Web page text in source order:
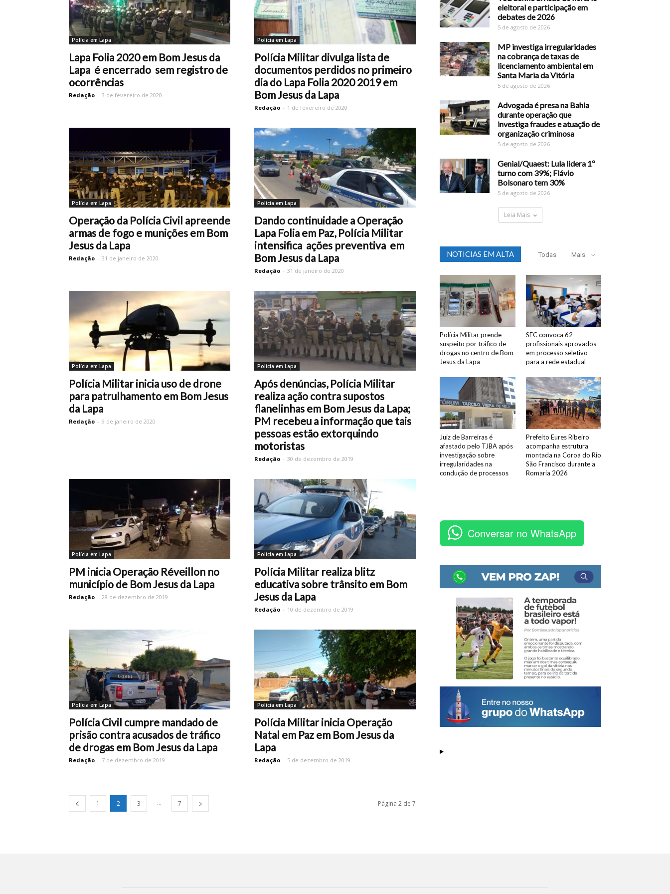
Polícia em Lapa
Lapa Folia 2020 em Bom Jesus da
Lapa é encerrado sem registro de
ocorrências
Redação - 3 de fevereiro de 2020
Polícia em Lapa
Polícia Militar divulga lista de
documentos perdidos no primeiro
dia do Lapa Folia 2020 2019 em
Bom Jesus da Lapa
Redação - 1 de fevereiro de 2020
Polícia em Lapa
Operação da Polícia Civil apreende
armas de fogo e munições em Bom
Jesus da Lapa
Redação - 31 de janeiro de 2020
Polícia em Lapa
Dando continuidade a Operação
Lapa Folia em Paz, Polícia Militar
intensifica ações preventiva em
Bom Jesus da Lapa
Redação - 31 de janeiro de 2020
Polícia em Lapa
Polícia Militar inicia uso de drone
para patrulhamento em Bom Jesus
da Lapa
Redação - 9 de janeiro de 2020
Polícia em Lapa
Após denúncias, Polícia Militar
realiza ação contra supostos
flanelinhas em Bom Jesus da Lapa;
PM recebeu a informação que tais
pessoas estão extorquindo
motoristas
Redação - 30 de dezembro de 2019
Polícia em Lapa
PM inicia Operação Réveillon no
município de Bom Jesus da Lapa
Redação - 28 de dezembro de 2019
Polícia em Lapa
Polícia Militar realiza blitz
educativa sobre trânsito em Bom
Jesus da Lapa
Redação - 10 de dezembro de 2019
Polícia em Lapa
Polícia Civil cumpre mandado de
prisão contra acusados de tráfico
de drogas em Bom Jesus da Lapa
Redação - 7 de dezembro de 2019
Polícia em Lapa
Polícia Militar inicia Operação
Natal em Paz em Bom Jesus da
Lapa
Redação - 5 de dezembro de 2019
1 2 3 ... 7 Página 2 de 7
eleitoral e participação em
debates de 2026
5 de agosto de 2026
MP investiga irregularidades
na cobrança de taxas de
licenciamento ambiental em
Santa Maria da Vitória
5 de agosto de 2026
Advogada é presa na Bahia
durante operação que
investiga fraudes e atuação de
organização criminosa
5 de agosto de 2026
Genial/Quaest: Lula lidera 1º
turno com 39%; Flávio
Bolsonaro tem 30%
5 de agosto de 2026
Leia Mais
NOTICIAS EM ALTA Todas Mais
Polícia Militar prende
suspeito por tráfico de
drogas no centro de Bom
Jesus da Lapa
SEC convoca 62
profissionais aprovados
em processo seletivo
para a rede estadual
Juiz de Barreiras é
afastado pelo TJBA após
investigação sobre
irregularidades na
condução de processos
Prefeito Eures Ribeiro
acompanha estrutura
montada na Coroa do Rio
São Francisco durante a
Romaria 2026
Conversar no WhatsApp